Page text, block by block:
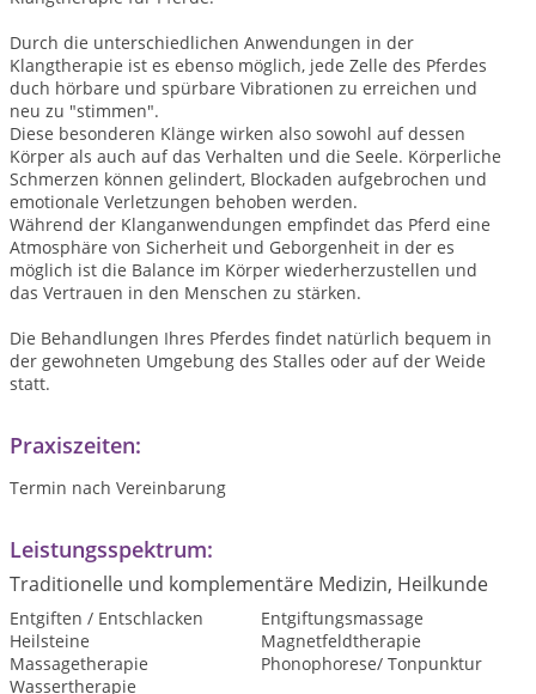
Durch die unterschiedlichen Anwendungen in der
Klangtherapie ist es ebenso möglich, jede Zelle des Pferdes
duch hörbare und spürbare Vibrationen zu erreichen und
neu zu "stimmen".
Diese besonderen Klänge wirken also sowohl auf dessen
Körper als auch auf das Verhalten und die Seele. Körperliche
Schmerzen können gelindert, Blockaden aufgebrochen und
emotionale Verletzungen behoben werden.
Während der Klanganwendungen empfindet das Pferd eine
Atmosphäre von Sicherheit und Geborgenheit in der es
möglich ist die Balance im Körper wiederherzustellen und
das Vertrauen in den Menschen zu stärken.
Die Behandlungen Ihres Pferdes findet natürlich bequem in
der gewohneten Umgebung des Stalles oder auf der Weide
statt.
Praxiszeiten:
Termin nach Vereinbarung
Leistungsspektrum:
Traditionelle und komplementäre Medizin, Heilkunde
Entgiften / Entschlacken
Entgiftungsmassage
Heilsteine
Magnetfeldtherapie
Massagetherapie
Phonophorese/ Tonpunktur
Wassertherapie